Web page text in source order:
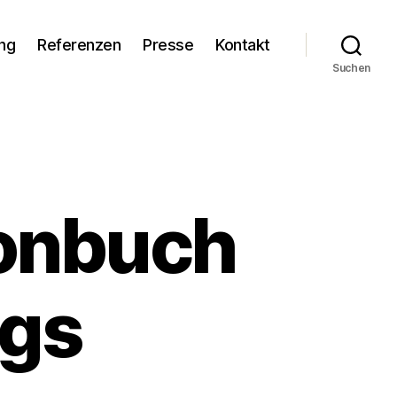
Referenzen Presse Kontakt
Suchen